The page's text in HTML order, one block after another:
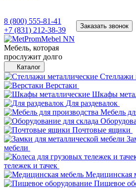
8 (800) 555-81-41
+7 (831) 212-38-39
Заказать звонок
Мебель, которая
прослужит долго
Каталог
Стеллажи
Верстаки
Шкафы
Для раздевалок
Мебель
Почтовые ящики
мебели
тележек и тачек
Медицинская
Пищевое